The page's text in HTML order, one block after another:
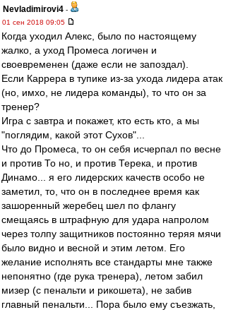
Nevladimirovi4 -
01 сен 2018 09:05
Когда уходил Алекс, было по настоящему
жалко, а уход Промеса логичен и
своевременен (даже если не запоздал).
Если Каррера в тупике из-за ухода лидера атак
(но, имхо, не лидера команды), то что он за
тренер?
Игра с завтра и покажет, кто есть кто, а мы
"поглядим, какой этот Сухов"...
Что до Промеса, то он себя исчерпал по весне
и против То но, и против Терека, и против
Динамо... я его лидерских качеств особо не
заметил, то, что он в последнее время как
зашоренный жеребец шел по флангу
смещаясь в штрафную для удара напролом
через толпу защитников постоянно теряя мячи
было видно и весной и этим летом. Его
желание исполнять все стандарты мне также
непонятно (где рука тренера), летом забил
мизер (с пенальти и рикошета), не забив
главный пенальти... Пора было ему съезжать,